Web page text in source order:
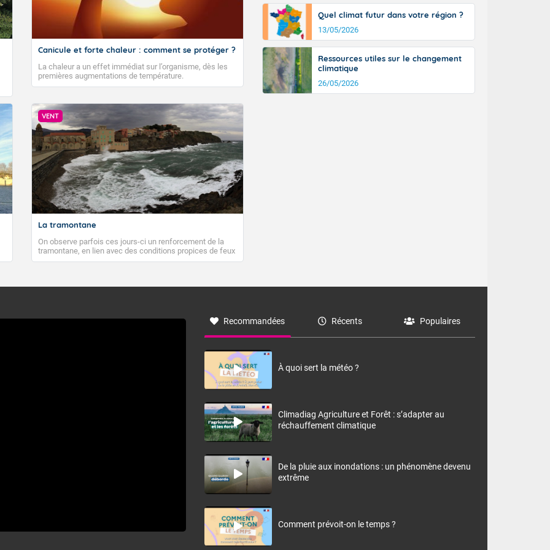
Canicule et forte chaleur : comment se protéger ?
La chaleur a un effet immédiat sur l’organisme, dès les
premières augmentations de température.
VENT
La tramontane
On observe parfois ces jours-ci un renforcement de la
tramontane, en lien avec des conditions propices de feux
de forêt. Mais qu'est-ce que la tramontane ? Quelles sont
à nord-ouest, dans un secteur qui part du Roussillon à la
monts, en allusion aux régions montagneuses d’où
Quel climat futur dans votre région ?
13/05/2026
Ressources utiles sur le changement
climatique
26/05/2026
Recommandées Récents Populaires
À quoi sert la météo ?
Climadiag Agriculture et Forêt : s’adapter au
réchauffement climatique
De la pluie aux inondations : un phénomène devenu
extrême
Comment prévoit-on le temps ?